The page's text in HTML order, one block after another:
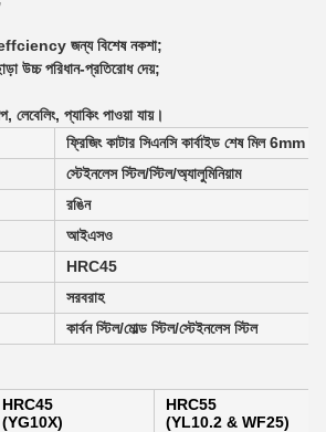
effciency জন্য বিশেষ নকশা;
উচ্চ পরিধান-প্রতিরোধ দেয়;
প্যাকিং পাওয়া যায়।
ফ্রিজিং কাটার সিএনসি কার্বাইড শেষ মিল 6mm
স্টেইনলেস স্টিল/স্টিল/অ্যালুমিনিয়াম
রঙিন
আইএসও
HRC45
সরবরাহ
কার্বন স্টিল/মোল্ড স্টিল/স্টেইনলেস স্টিল
HRC45
(YG10X)
HRC55
(YL10.2 & WF25)